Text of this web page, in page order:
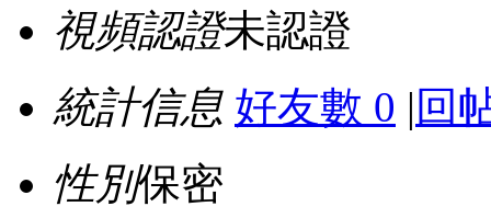
視頻認證未認證
統計信息 好友數 0 | 回
性別保密